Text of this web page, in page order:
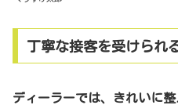
丁寧な接客を受けられ
ディーラーでは、きれいに